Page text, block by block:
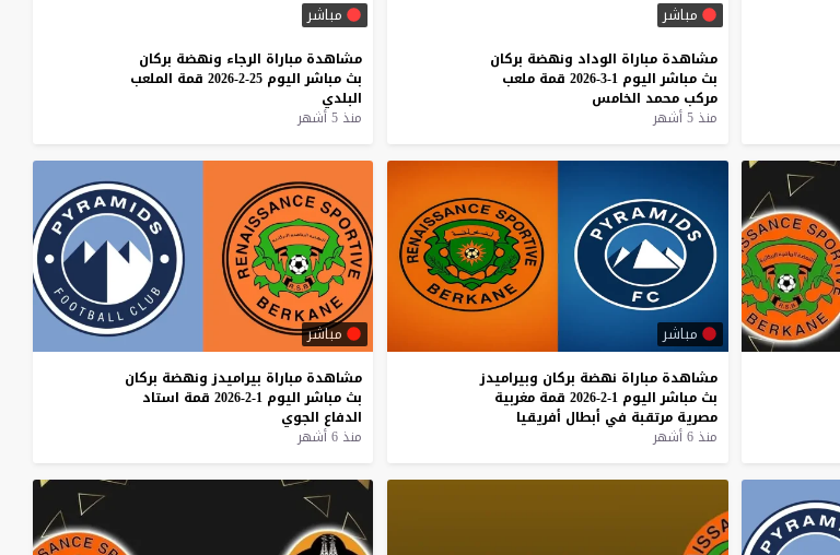
مباشر
مشاهدة مباراة الوداد ونهضة بركان
بث مباشر اليوم 1-3-2026 قمة ملعب
مركب محمد الخامس
منذ 5 أشهر
مباشر
مشاهدة مباراة الرجاء ونهضة بركان
بث مباشر اليوم 25-2-2026 قمة الملعب
البلدي
منذ 5 أشهر
مباشر
مشاهدة مباراة نهضة بركان وبيراميدز
بث مباشر اليوم 1-2-2026 قمة مغربية
مصرية مرتقبة في أبطال أفريقيا
منذ 6 أشهر
مباشر
مشاهدة مباراة بيراميدز ونهضة بركان
بث مباشر اليوم 1-2-2026 قمة استاد
الدفاع الجوي
منذ 6 أشهر